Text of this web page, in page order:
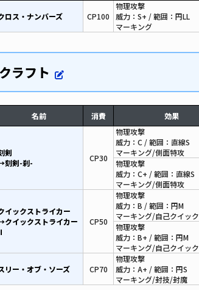
ロス・ナンバーズ CP100
物理攻撃
威力：S+ / 範囲：円LL
マーキング
クラフト
名前 消費 効果
剣
刻剣-刹-
CP30
物理攻撃
威力：C / 範囲：直線S
マーキング/側面特攻
物理攻撃
威力：C+ / 範囲：直線S
マーキング/側面特攻
イックストライカー
クイックストライカー
CP50
物理攻撃
威力：B / 範囲：円M
マーキング/自己クイック
物理攻撃
威力：B+ / 範囲：円M
マーキング/自己クイック
リー・オブ・ソーズ CP70
物理攻撃
威力：A+ / 範囲：円S
マーキング/封技/封魔